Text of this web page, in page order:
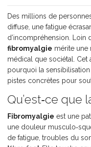
Des millions de
diffuse, une fatigue
d’incompréhension. Loin
fibromyalgie mérite une
médical que sociétal.
pourquoi la
pistes concrètes pour
Qu’est‑ce que
Fibromyalgie est une
une douleur
de fatigue, troubles du